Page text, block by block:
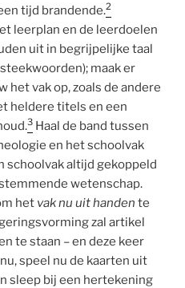
tijd brandende.2
leerplan en de leerdoelen
uit in begrijpelijke taal
maak er
het vak op, zoals de andere
heldere titels en een
3 Haal de band tussen
en het schoolvak
schoolvak altijd gekoppeld
wetenschap.
het vak nu uit handen te
zal artikel
te staan – en deze keer
speel nu de kaarten uit
sleep bij een hertekening